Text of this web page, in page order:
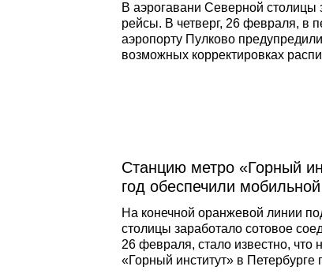
В аэрогавани Северной столицы
рейсы. В четверг, 26 февраля, в
аэропорту Пулково
возможных корректировках
канале воздушной гавани. В
Станцию метро «Горный
год обеспечили
На конечной оранжевой линии
столицы заработало сотовое
26 февраля, стало известно, что
«Горный институт» в Петербурге